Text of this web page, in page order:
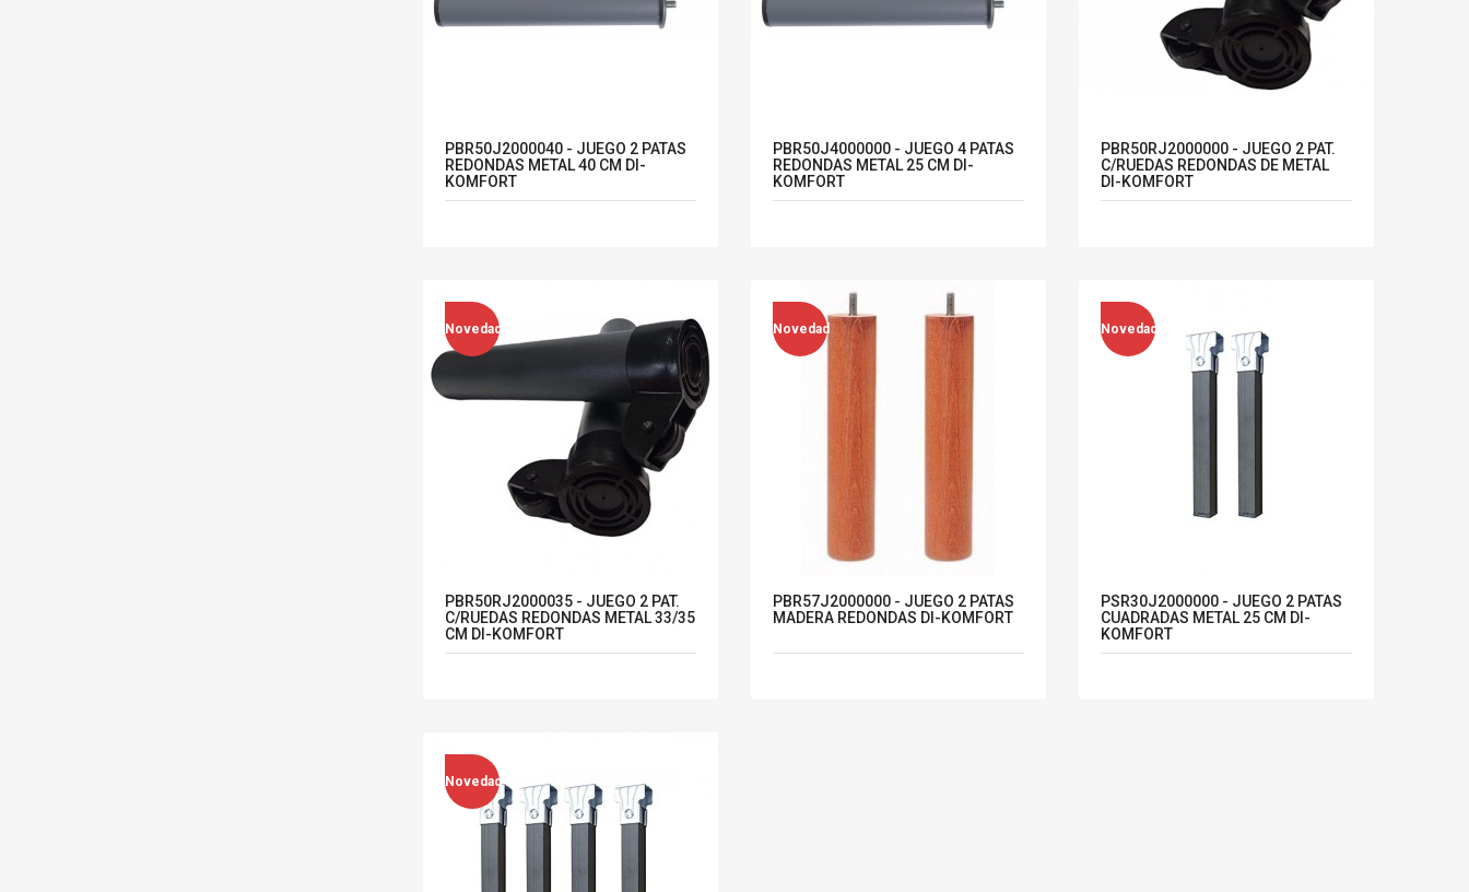
PBR50J2000040 - JUEGO 2 PATAS
REDONDAS METAL 40 CM DI-
KOMFORT
PBR50J4000000 - JUEGO 4 PATAS
REDONDAS METAL 25 CM DI-
KOMFORT
PBR50RJ2000000 - JUEGO 2 PAT.
C/RUEDAS REDONDAS DE METAL
DI-KOMFORT
Novedad
PBR50RJ2000035 - JUEGO 2 PAT.
C/RUEDAS REDONDAS METAL 33/35
CM DI-KOMFORT
Novedad
PBR57J2000000 - JUEGO 2 PATAS
MADERA REDONDAS DI-KOMFORT
Novedad
PSR30J2000000 - JUEGO 2 PATAS
CUADRADAS METAL 25 CM DI-
KOMFORT
Novedad